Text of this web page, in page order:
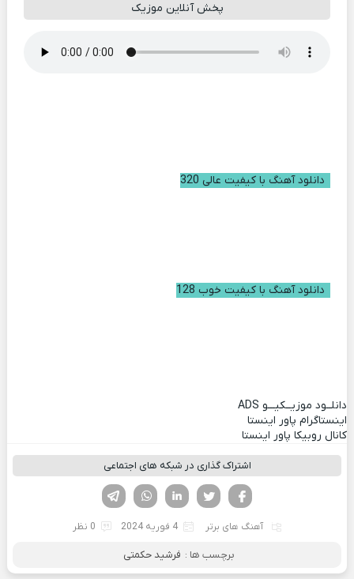
پخش آنلاین موزیک
دانلود آهنگ با کیفیت عالی 320
دانلود آهنگ با کیفیت خوب 128
دانلــود موزیــکیـــو ADS
اینستاگرام پاور اینستا
کانال روبیکا پاور اینستا
اشتراک گذاری در شبکه های اجتماعی
لینکدین تویتر
فیسوک
آهنگ های برتر 4 فوریه 2024 0 نظر
برچسب ها : فرشید حکمتی